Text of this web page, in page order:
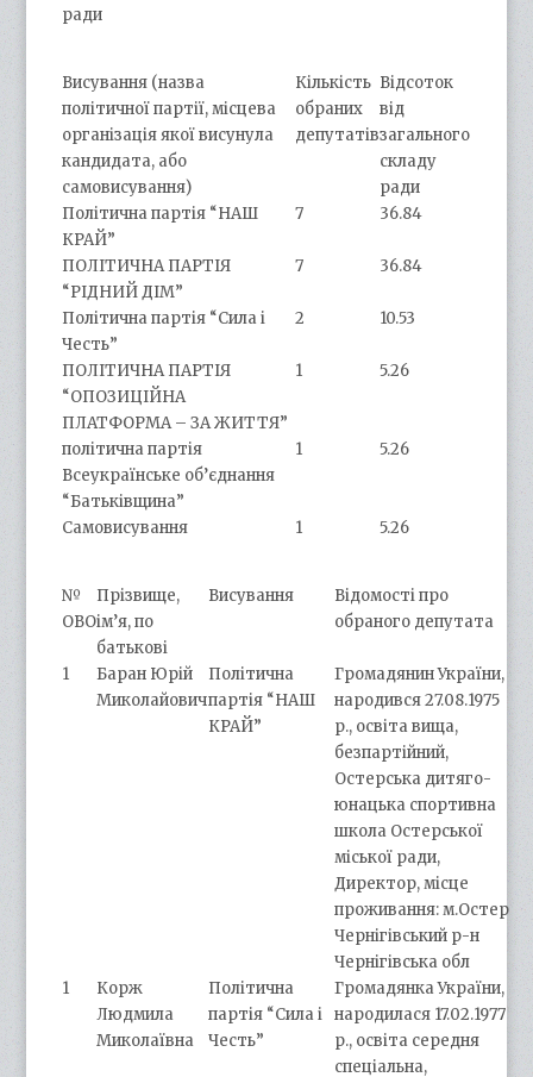
ради
Висування (назва
політичної партії, місцева
організація якої висунула
кандидата, або
самовисування)
Кількість
обраних
депутатів
Відсоток
від
загального
складу
ради
Політична партія “НАШ
КРАЙ”
7 36.84
ПОЛІТИЧНА ПАРТІЯ
“РІДНИЙ ДІМ”
7 36.84
Політична партія “Сила і
Честь”
2 10.53
ПОЛІТИЧНА ПАРТІЯ
“ОПОЗИЦІЙНА
ПЛАТФОРМА – ЗА ЖИТТЯ”
1 5.26
політична партія
Всеукраїнське об’єднання
“Батьківщина”
1 5.26
Самовисування 1 5.26
№
ОВО
Прізвище,
ім’я, по
батькові
Висування
Відомості про
обраного депутата
1
Баран Юрій
Миколайович
Політична
партія “НАШ
КРАЙ”
Громадянин України,
народився 27.08.1975
р., освіта вища,
безпартійний,
Остерська дитяго-
юнацька спортивна
школа Остерської
міської ради,
Директор, місце
проживання: м.Остер
Чернігівський р-н
Чернігівська обл
1
Корж
Людмила
Миколаївна
Політична
партія “Сила і
Честь”
Громадянка України,
народилася 17.02.1977
р., освіта середня
спеціальна,